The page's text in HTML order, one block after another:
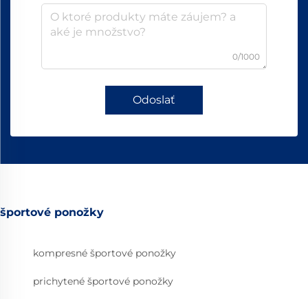
0/1000
Odoslať
športové ponožky
kompresné športové ponožky
prichytené športové ponožky